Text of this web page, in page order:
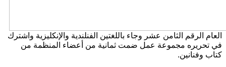
العام الرقم الثامن عشر وجاء باللغتين الفنلندية والإنكليزية واشترك
في تحريره مجموعة عمل ضمت ثمانية من أعضاء المنظمة من
كتاب وفنانين.